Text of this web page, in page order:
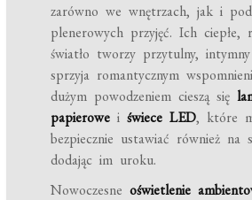
zarówno we wnętrzach, jak i
plenerowych przyjęć. Ich ciepłe,
światło tworzy przytulny,
sprzyja romantycznym
dużym powodzeniem cieszą się
papierowe iświece LED, które
bezpiecznie ustawiać również na
dodając im uroku.
Nowoczesneoświetlenie